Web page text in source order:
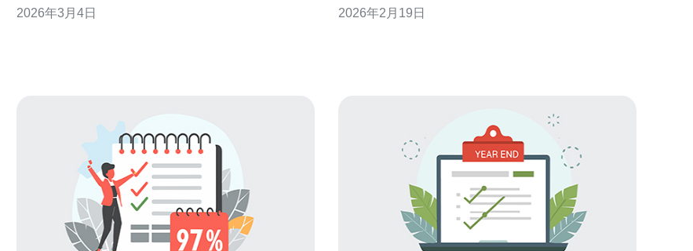
层、应用层、日志）识别DDoS与异常。 3. 要点精
2026年3月4日
高防服务器，为您提供全面的安全保障。 为什么选择
2026年2月19日